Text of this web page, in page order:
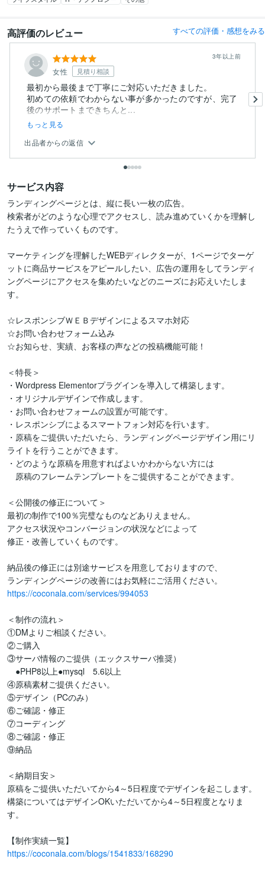
高評価のレビュー すべての評価・感想をみる
女性 見積り相談
3年以上前
最初から最後まで丁寧にご対応いただきました。
初めての依頼でわからない事が多かったのですが、完了
後のサポートまできちんと...
もっと見る
出品者からの返信
サービス内容
ランディングページとは、縦に長い一枚の広告。
検索者がどのような心理でアクセスし、読み進めていくかを理解し
たうえで作っていくものです。
マーケティングを理解したWEBディレクターが、1ページでターゲ
ットに商品サービスをアピールしたい、広告の運用をしてランディ
ングページにアクセスを集めたいなどのニーズにお応えいたしま
す。
☆レスポンシブＷＥＢデザインによるスマホ対応
☆お問い合わせフォーム込み
☆お知らせ、実績、お客様の声などの投稿機能可能！
＜特長＞
・Wordpress Elementorプラグインを導入して構築します。
・オリジナルデザインで作成します。
・お問い合わせフォームの設置が可能です。
・レスポンシブによるスマートフォン対応を行います。
・原稿をご提供いただいたら、ランディングページデザイン用にリ
ライトを行うことができます。
・どのような原稿を用意すればよいかわからない方には
原稿のフレームテンプレートをご提供することができます。
＜公開後の修正について＞
最初の制作で100％完璧なものなどありえません。
アクセス状況やコンバージョンの状況などによって
修正・改善していくものです。
納品後の修正には別途サービスを用意しておりますので、
https://coconala.com/services/994053
＜制作の流れ＞
①DMよりご相談ください。
②ご購入
③サーバ情報のご提供（エックスサーバ推奨）
●PHP8以上●mysql　5.6以上
④原稿素材ご提供ください。
⑤デザイン（PCのみ）
⑥ご確認・修正
⑦コーディング
⑧ご確認・修正
⑨納品
＜納期目安＞
原稿をご提供いただいてから4～5日程度でデザインを起こします。
構築についてはデザインOKいただいてから4～5日程度となりま
す。
https://coconala.com/blogs/1541833/168290